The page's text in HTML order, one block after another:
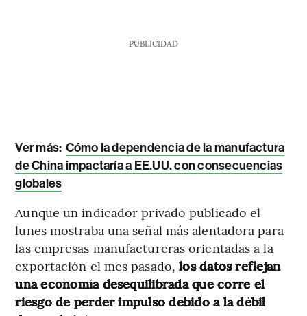
PUBLICIDAD
Ver más: Cómo la dependencia de la manufactura
de China impactaría a EE.UU. con consecuencias
globales
Aunque un indicador privado publicado el
lunes mostraba una señal más alentadora para
las empresas manufactureras orientadas a la
exportación el mes pasado,los datos reflejan
una economía desequilibrada que corre el
riesgo de perder impulso debido a la débil